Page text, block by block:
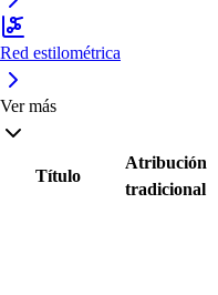
Red estilométrica
Ver más
Título
Atribución
tradicional